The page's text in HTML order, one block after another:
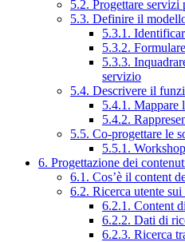
5.2. Progettare
5.3. Definire il
5.3.1.
5.3.2.
5.3.3.
servizio
5.4. Descrivere il
5.4.1. Mappare
5.4.2.
5.5. Co-progettare le
5.5.1.
6. Progettazione dei
6.1. Cos’è il content
6.2. Ricerca utente
6.2.1. Content
6.2.2. Dati di
6.2.3. Ricerca